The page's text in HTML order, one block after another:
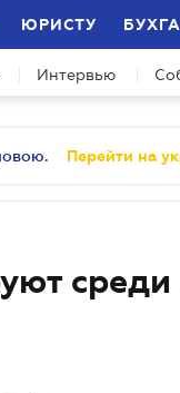
ЮРИСТУ
Интервью
Перейти на
среди